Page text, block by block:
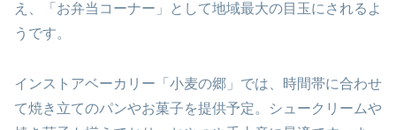
え、「お弁当コーナー」として地域最大の目玉にされるよ
うです。
インストアベーカリー「小麦の郷」では、時間帯に合わせ
て焼き立てのパンやお菓子を提供予定。シュークリームや